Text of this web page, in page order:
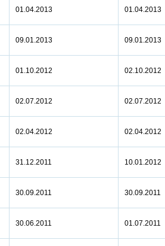
01.04.2013 01.04.2013
09.01.2013 09.01.2013
01.10.2012 02.10.2012
02.07.2012 02.07.2012
02.04.2012 02.04.2012
31.12.2011 10.01.2012
30.09.2011 30.09.2011
30.06.2011 01.07.2011